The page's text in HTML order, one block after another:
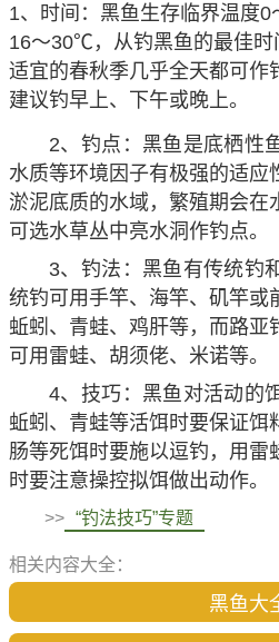
1、时间：黑鱼生存临界温度
16～30℃，从钓黑鱼的最佳时
适宜的春秋季几乎全天都可作
建议钓早上、下午或晚上。
2、钓点：黑鱼是底栖性
水质等环境因子有极强的适应
淤泥底质的水域，繁殖期会在
可选水草丛中亮水洞作钓点。
3、钓法：黑鱼有传统钓
统钓可用手竿、海竿、矶竿或
蚯蚓、青蛙、鸡肝等，而路亚
可用雷蛙、胡须佬、米诺等。
4、技巧：黑鱼对活动的
蚯蚓、青蛙等活饵时要保证饵
肠等死饵时要施以逗钓，用雷
时要注意操控拟饵做出动作。
>> “钓法技巧”专题
相关内容大全：
黑鱼大